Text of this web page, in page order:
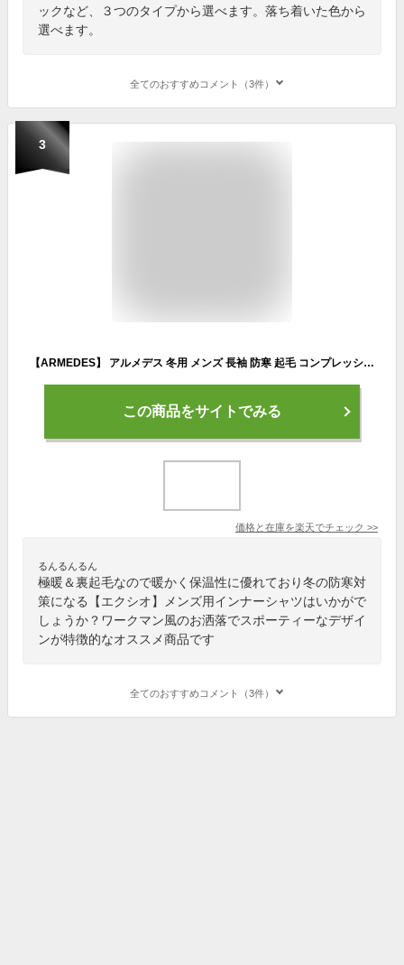
ックなど、３つのタイプから選べます。落ち着いた色から
選べます。
全てのおすすめコメント（3件）
3
【ARMEDES】 アルメデス 冬用 メンズ 長袖 防寒 起毛 コンプレッションインナー クールネック 加圧シャツ 伸縮性 吸汗速乾 スポーツインナー テックフィット メンズ 長袖 UVカット 紫外線対策 通気性 速乾性 スポーツインナー 送料無料 M-2XL 全3色 AR24
この商品をサイトでみる
価格と在庫を楽天でチェック >>
るんるんるん
極暖＆裏起毛なので暖かく保温性に優れており冬の防寒対
策になる【エクシオ】メンズ用インナーシャツはいかがで
しょうか？ワークマン風のお洒落でスポーティーなデザイ
ンが特徴的なオススメ商品です
全てのおすすめコメント（3件）